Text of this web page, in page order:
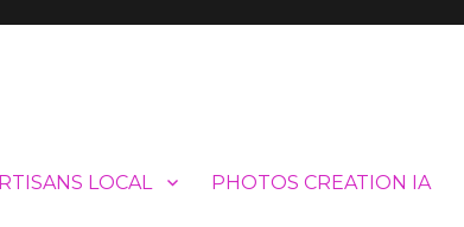
LOCAL PHOTOS CREATION IA